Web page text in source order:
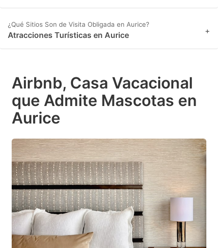
¿Qué Sitios Son de Visita Obligada en Aurice?
Atracciones Turísticas en Aurice +
Airbnb, Casa Vacacional
que Admite Mascotas en
Aurice